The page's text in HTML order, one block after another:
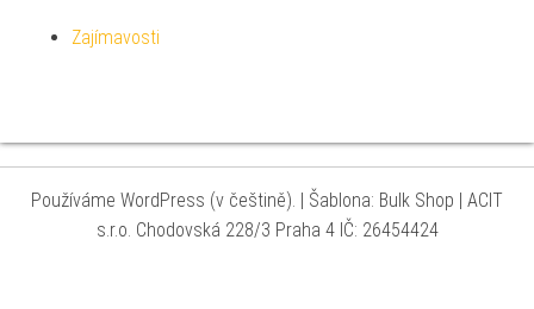
Zajímavosti
Používáme WordPress (v češtině). | Šablona: Bulk Shop | ACIT
s.r.o. Chodovská 228/3 Praha 4 IČ: 26454424